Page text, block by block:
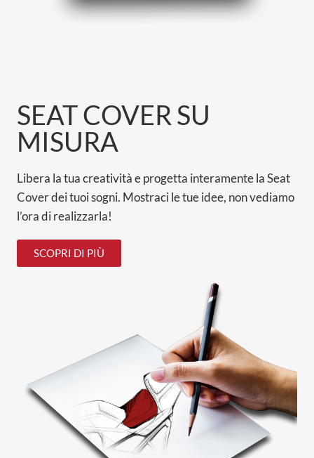
SEAT COVER SU
MISURA
Libera la tua creatività e progetta interamente la Seat
Cover dei tuoi sogni. Mostraci le tue idee, non vediamo
l’ora di realizzarla!
SCOPRI DI PIÙ